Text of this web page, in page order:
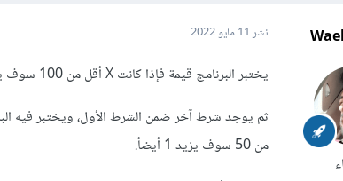
نشر 11 مايو 2022
يختبر البرنامج قيمة فإذا كانت X أقل من 100 سوف يجمع لها القيمة 1
من 50 سوف يزيد 1 أيضأ.